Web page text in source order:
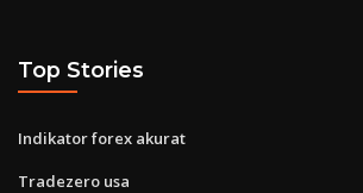
Top Stories
Indikator forex akurat
Tradezero usa